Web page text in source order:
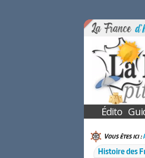
Édito
Vous êtes ici :
Histoire des